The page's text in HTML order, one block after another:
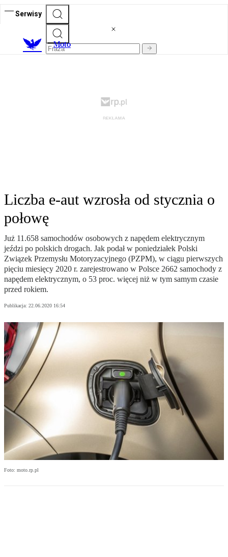
Serwisy
Moto
Liczba e-aut wzrosła od stycznia o
połowę
Już 11.658 samochodów osobowych z napędem elektrycznym
jeździ po polskich drogach. Jak podał w poniedziałek Polski
Związek Przemysłu Motoryzacyjnego (PZPM), w ciągu pierwszych
pięciu miesięcy 2020 r. zarejestrowano w Polsce 2662 samochody z
napędem elektrycznym, o 53 proc. więcej niż w tym samym czasie
przed rokiem.
Publikacja: 22.06.2020 16:54
Foto: moto.rp.pl